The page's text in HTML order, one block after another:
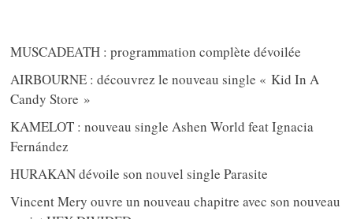
MUSCADEATH : programmation complète dévoilée
AIRBOURNE : découvrez le nouveau single « Kid In A
Candy Store »
KAMELOT : nouveau single Ashen World feat Ignacia
Fernández
HURAKAN dévoile son nouvel single Parasite
Vincent Mery ouvre un nouveau chapitre avec son nouveau